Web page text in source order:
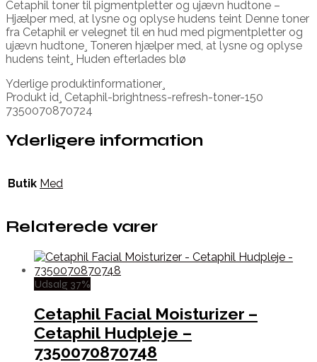
Cetaphil toner til pigmentpletter og ujævn hudtone –
Hjælper med, at lysne og oplyse hudens teint Denne toner
fra Cetaphil er velegnet til en hud med pigmentpletter og
ujævn hudtone¸ Toneren hjælper med, at lysne og oplyse
hudens teint¸ Huden efterlades blø
Yderlige produktinformationer¸
Produkt id¸ Cetaphil-brightness-refresh-toner-150
7350070870724
Yderligere information
Butik Med
Relaterede varer
Udsalg 37%
Cetaphil Facial Moisturizer –
Cetaphil Hudpleje –
7350070870748